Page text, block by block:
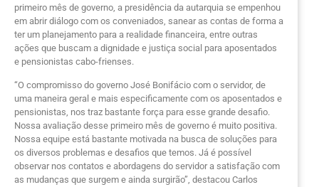
primeiro mês de governo, a presidência da autarquia se empenhou
em abrir diálogo com os conveniados, sanear as contas de forma a
ter um planejamento para a realidade financeira, entre outras
ações que buscam a dignidade e justiça social para aposentados
e pensionistas cabo-frienses.
“O compromisso do governo José Bonifácio com o servidor, de
uma maneira geral e mais especificamente com os aposentados e
pensionistas, nos traz bastante força para esse grande desafio.
Nossa avaliação desse primeiro mês de governo é muito positiva.
Nossa equipe está bastante motivada na busca de soluções para
os diversos problemas e desafios que temos. Já é possível
observar nos contatos e abordagens do servidor a satisfação com
as mudanças que surgem e ainda surgirão”, destacou Carlos